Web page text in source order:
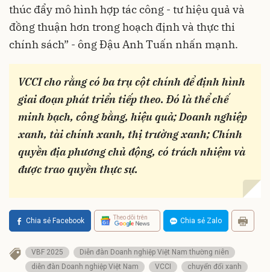
thúc đẩy mô hình hợp tác công - tư hiệu quả và
đồng thuận hơn trong hoạch định và thực thi
chính sách” - ông Đậu Anh Tuấn nhấn mạnh.
VCCI cho rằng có ba trụ cột chính để định hình
giai đoạn phát triển tiếp theo. Đó là thể chế
minh bạch, công bằng, hiệu quả; Doanh nghiệp
xanh, tài chính xanh, thị trường xanh; Chính
quyền địa phương chủ động, có trách nhiệm và
được trao quyền thực sự.
Chia sẻ Facebook Theo dõi trên Chia sẻ Zalo
VBF 2025
Diễn đàn Doanh nghiệp Việt Nam thường niên
diễn đàn Doanh nghiệp Việt Nam
VCCI chuyển đổi xanh